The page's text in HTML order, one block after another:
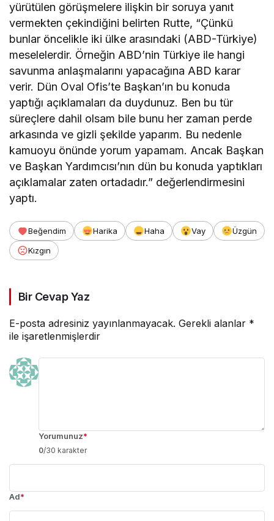
yürütülen görüşmelere ilişkin bir soruya yanıt
vermekten çekindiğini belirten Rutte, “Çünkü
bunlar öncelikle iki ülke arasındaki (ABD-Türkiye)
meselelerdir. Örneğin ABD’nin Türkiye ile hangi
savunma anlaşmalarını yapacağına ABD karar
verir. Dün Oval Ofis’te Başkan’ın bu konuda
yaptığı açıklamaları da duydunuz. Ben bu tür
süreçlere dahil olsam bile bunu her zaman perde
arkasında ve gizli şekilde yaparım. Bu nedenle
kamuoyu önünde yorum yapamam. Ancak Başkan
ve Başkan Yardımcısı’nın dün bu konuda yaptıkları
açıklamalar zaten ortadadır.” değerlendirmesini
yaptı.
Beğendim Harika Haha Vay
Üzgün
Kızgın
Bir Cevap Yaz
E-posta adresiniz yayınlanmayacak. Gerekli alanlar *
ile işaretlenmişlerdir
Yorumunuz*
0/30 karakter
Ad*